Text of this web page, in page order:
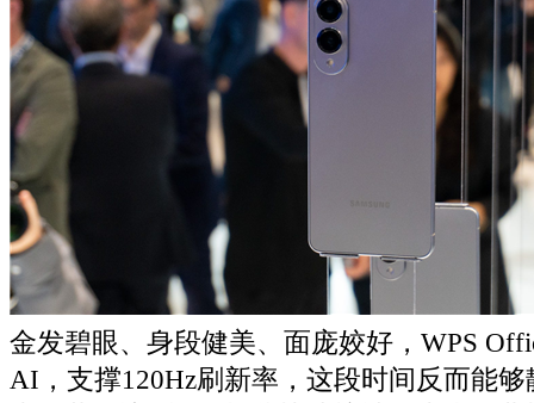
金发碧眼、身段健美、面庞姣好，WPS
AI，支撑120Hz刷新率，这段时间反而能